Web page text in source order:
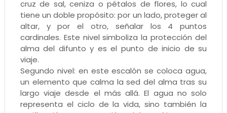
cruz de sal, ceniza o pétalos de flores, lo cual
tiene un doble propósito: por un lado, proteger al
altar, y por el otro, señalar los 4 puntos
cardinales. Este nivel simboliza la protección del
alma del difunto y es el punto de inicio de su
viaje.
Segundo nivel: en este escalón se coloca agua,
un elemento que calma la sed del alma tras su
largo viaje desde el más allá. El agua no solo
representa el ciclo de la vida, sino también la